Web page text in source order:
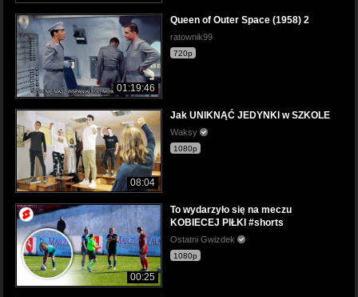
01:19:46
Queen of Outer Space (1958) 2
ratownik99
720p
08:04
Jak UNIKNĄĆ JEDYNKI w SZKOLE
Waksy
1080p
00:25
To wydarzyło się na meczu
KOBIECEJ PIŁKI #shorts
Ostatni Gwizdek
1080p